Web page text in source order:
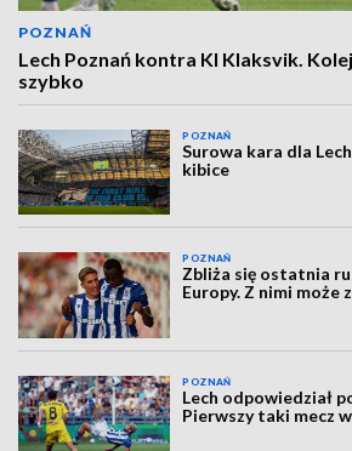
POZNAŃ
Lech Poznań kontra KI Klaksvik.
szybko
POZNAŃ
Surowa kara dla
kibice
POZNAŃ
Zbliża się ostatnia
Europy. Z nimi może
POZNAŃ
Lech odpowiedział
Pierwszy taki mecz